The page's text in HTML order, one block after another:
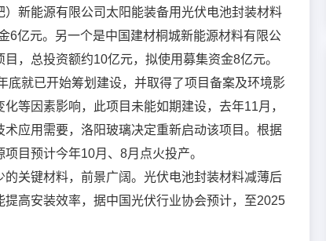
新能源有限公司太阳能装备用光伏电池封装材料
6亿元。另一个是中国建材桐城新能源材料有限公
，总投资额约10亿元，拟使用募集资金8亿元。
底就已开始筹划建设，并取得了项目备案及环境影
等因素影响，此项目未能如期建设，去年11月，
应用需要，洛阳玻璃决定重新启动该项目。根据
目预计今年10月、8月点火投产。
关键材料，前景广阔。光伏电池封装材料减薄后
高安装效率，据中国光伏行业协会预计，至2025
*联系电话
*验证码
提交 取消